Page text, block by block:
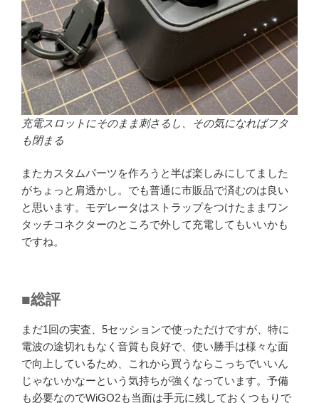
充電スロットにそのまま刺さるし、その気になればフタ
も閉まる
またカスタムパーツを作ろうと半ば楽しみにしてました
がちょっと肩透かし。でも普通に市販品で済むのは良い
と思います。モデレータはストラップをつけたままワン
タッチコネクターのところで外して充電してもいいかも
ですね。
■総評
まだ1回の実査、5セッションで使っただけですが、特に
電波の途切れもなく音質も良好で、使い勝手は様々な面
で向上しているため、これから買うならこっちでいいん
じゃないかなーという気持ちが強くなっています。予備
も必要なのでWiGO2も当面は手元に残しておくつもりで